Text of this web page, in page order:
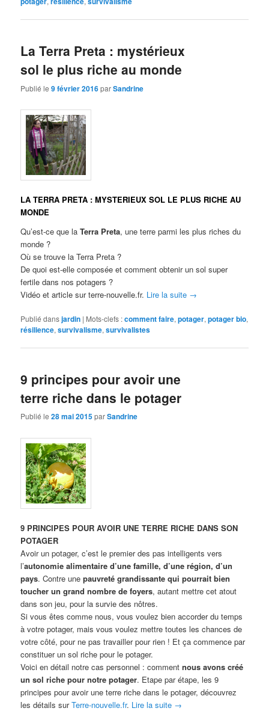
La Terra Preta : mystérieux
sol le plus riche au monde
Publié le9 février 2016parSandrine
LA TERRA PRETA : MYSTERIEUX SOL LE PLUS RICHE AU
MONDE
Qu’est-ce que laTerra Preta, une terre parmi les plus riches du
monde ?
Où se trouve la Terra Preta ?
De quoi est-elle composée et comment obtenir un sol super
fertile dans nos potagers ?
Vidéo et article sur terre-nouvelle.fr. Lire la suite →
Publié dansjardin | Mots-clefs :comment faire,potager,potager bio,
résilience,survivalisme,survivalistes
9 principes pour avoir une
terre riche dans le potager
Publié le28 mai 2015parSandrine
9 PRINCIPES POUR AVOIR UNE TERRE RICHE DANS SON
POTAGER
Avoir un potager, c’est le premier des pas intelligents vers
l’autonomie alimentaire d’une famille, d’une région, d’un
pays. Contre unepauvreté grandissante qui pourrait bien
toucher un grand nombre de foyers, autant mettre cet atout
dans son jeu, pour la survie des nôtres.
Si vous êtes comme nous, vous voulez bien accorder du temps
à votre potager, mais vous voulez mettre toutes les chances de
votre côté, pour ne pas travailler pour rien ! Et ça commence par
constituer un sol riche pour le potager.
Voici en détail notre cas personnel : commentnous avons créé
un sol riche pour notre potager. Etape par étape, les 9
principes pour avoir une terre riche dans le potager, découvrez
les détails surTerre-nouvelle.fr. Lire la suite →